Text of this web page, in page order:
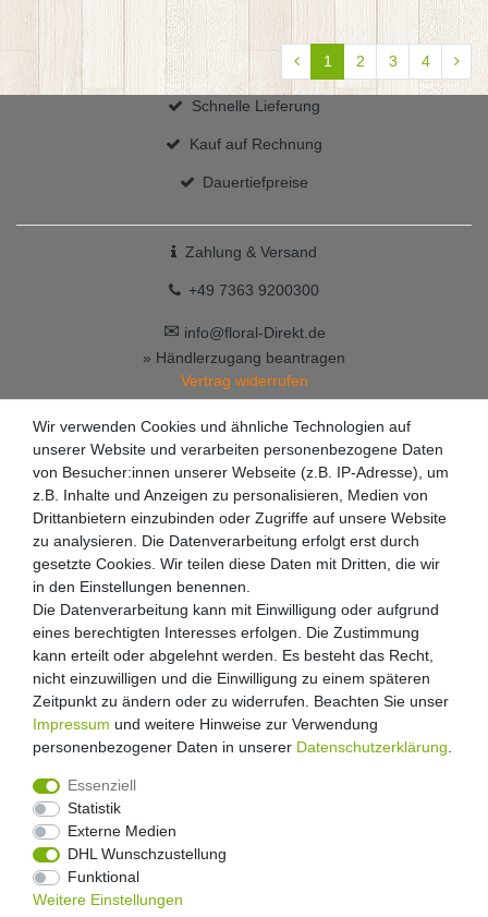
1 2 3 4
Schnelle Lieferung
Kauf auf Rechnung
Dauertiefpreise
Zahlung & Versand
+49 7363 9200300
✉ info@floral-Direkt.de
» Händlerzugang beantragen
Vertrag widerrufen
Widerrufs­recht Widerrufs­formular
Daten­schutz­erklärung
Wir verwenden Cookies und ähnliche Technologien auf
unserer Website und verarbeiten personenbezogene Daten
von Besucher:innen unserer Webseite (z.B. IP-Adresse), um
z.B. Inhalte und Anzeigen zu personalisieren, Medien von
Drittanbietern einzubinden oder Zugriffe auf unsere Website
zu analysieren. Die Datenverarbeitung erfolgt erst durch
gesetzte Cookies. Wir teilen diese Daten mit Dritten, die wir
in den Einstellungen benennen.
Die Datenverarbeitung kann mit Einwilligung oder aufgrund
eines berechtigten Interesses erfolgen. Die Zustimmung
kann erteilt oder abgelehnt werden. Es besteht das Recht,
nicht einzuwilligen und die Einwilligung zu einem späteren
Zeitpunkt zu ändern oder zu widerrufen. Beachten Sie unser
Impressum und weitere Hinweise zur Verwendung
personenbezogener Daten in unserer Daten­schutz­erklärung
Essenziell
Statistik
Externe Medien
DHL Wunschzustellung
Funktional
Weitere Einstellungen